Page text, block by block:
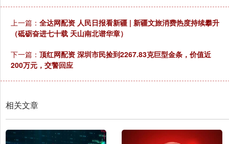
上一篇： 全达网配资 人民日报看新疆 | 新疆文旅消费热度持续攀升
（砥砺奋进七十载 天山南北谱华章）
下一篇： 顶红网配资 深圳市民捡到2267.83克巨型金条，价值近
200万元，交警回应
相关文章